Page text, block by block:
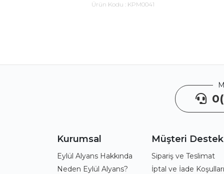
Ürün Kodu : KPM0041
Kurumsal
Eylül Alyans Hakkında
Neden Eylül Alyans?
Müşteri Destek
Sipariş ve Teslimat
İptal ve İade